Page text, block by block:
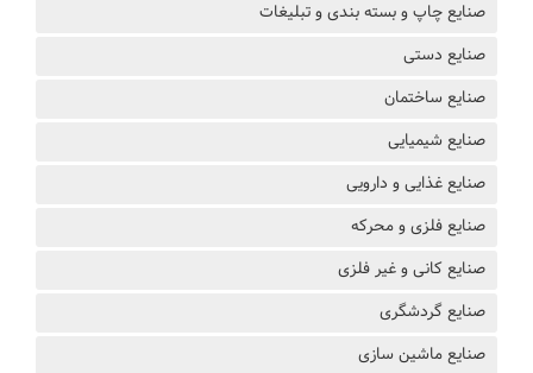
صنایع چاپ و بسته بندی و تبلیغات
صنایع دستی
صنایع ساختمان
صنایع شیمیایی
صنایع غذایی و دارویی
صنایع فلزی و محرکه
صنایع کانی و غیر فلزی
صنایع گردشگری
صنایع ماشین سازی